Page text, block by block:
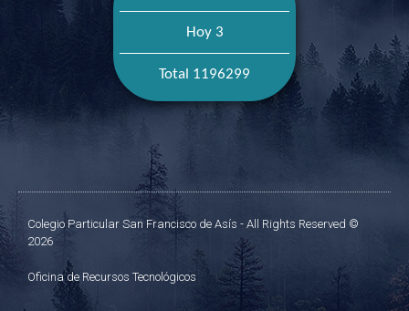
Hoy 3
Total 1196299
Colegio Particular San Francisco de Asís - All Rights Reserved ©
2026
Oficina de Recursos Tecnológicos​